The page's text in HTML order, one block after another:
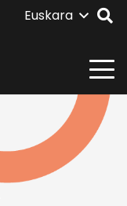
Euskara